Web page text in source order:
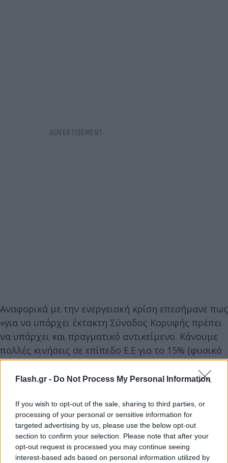
Flash.gr - Do Not Process My Personal Information
If you wish to opt-out of the sale, sharing to third parties, or
processing of your personal or sensitive information for
targeted advertising by us, please use the below opt-out
section to confirm your selection. Please note that after your
opt-out request is processed you may continue seeing
interest-based ads based on personal information utilized by
Αναφορικά με την ενεργειακή κρίση επεσήμανε πως
«για να υπάρχει έκτακτη Σύνοδος Κορυφής πρέπει
να υπάρχει και πραγματικό αντικείμενο. Κάνουμε
πολλές κινήσεις σε επίπεδο Ε.Ε για το 15% (φυσικό
αέριο).